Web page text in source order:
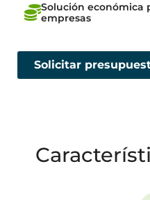
Solución económica
empresas
Solicitar